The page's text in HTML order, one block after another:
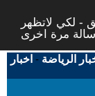
- لكي لاتظهر
الرياضة - اخبار